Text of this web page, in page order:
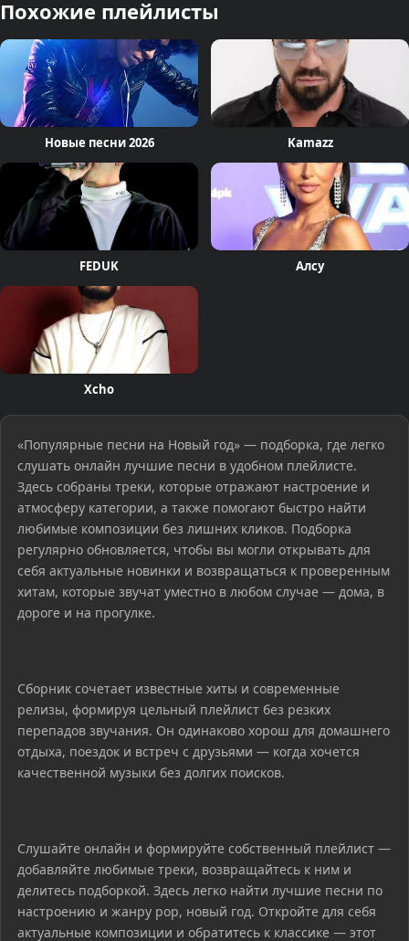
Похожие плейлисты
Новые песни 2026 Kamazz
FEDUK Алсу
Xcho
«Популярные песни на Новый год» — подборка, где легко
слушать онлайн лучшие песни в удобном плейлисте.
Здесь собраны треки, которые отражают настроение и
атмосферу категории, а также помогают быстро найти
любимые композиции без лишних кликов. Подборка
регулярно обновляется, чтобы вы могли открывать для
себя актуальные новинки и возвращаться к проверенным
хитам, которые звучат уместно в любом случае — дома, в
дороге и на прогулке.
Сборник сочетает известные хиты и современные
релизы, формируя цельный плейлист без резких
перепадов звучания. Он одинаково хорош для домашнего
отдыха, поездок и встреч с друзьями — когда хочется
качественной музыки без долгих поисков.
Слушайте онлайн и формируйте собственный плейлист —
добавляйте любимые треки, возвращайтесь к ним и
делитесь подборкой. Здесь легко найти лучшие песни по
настроению и жанру pop, новый год. Откройте для себя
актуальные композиции и обратитесь к классике — этот